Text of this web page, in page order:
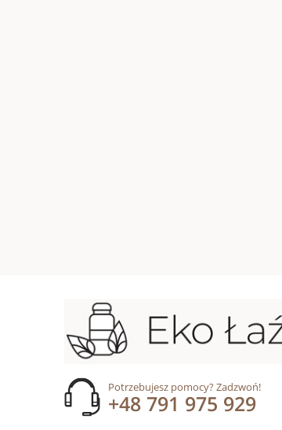
Potrzebujesz pomocy? Zadzwoń!
+48 791 975 929